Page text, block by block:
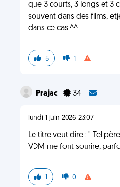
que 3 courts, 3 longs et 3
souvent dans des films,
dans ce cas ^^
5 1
Prajac 34
lundi 1 juin 2026 23:07
Le titre veut dire : " Tel
VDM me font sourire,
1 0